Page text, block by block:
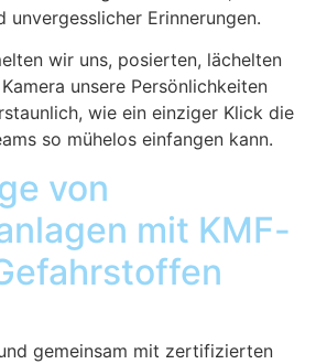
unvergesslicher Erinnerungen.
wir uns, posierten, lächelten
unsere Persönlichkeiten
wie ein einziger Klick die
so mühelos einfangen kann.
von
mit KMF-
gemeinsam mit zertifizierten